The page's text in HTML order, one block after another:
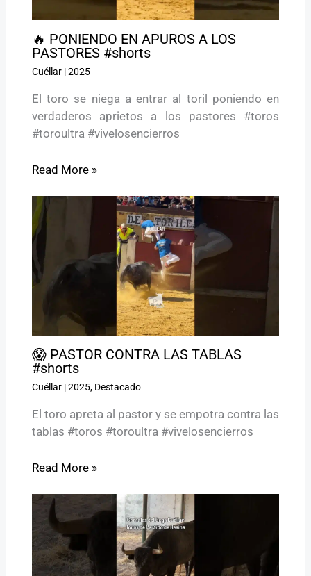
🔥 PONIENDO EN APUROS A LOS
PASTORES #shorts
Cuéllar|2025
El toro se niega a entrar al toril poniendo en
verdaderos aprietos a los pastores #toros
#toroultra #vivelosencierros
Read More »
😱 PASTOR CONTRA LAS TABLAS
#shorts
Cuéllar|2025, Destacado
El toro apreta al pastor y se empotra contra las
tablas #toros #toroultra #vivelosencierros
Read More »